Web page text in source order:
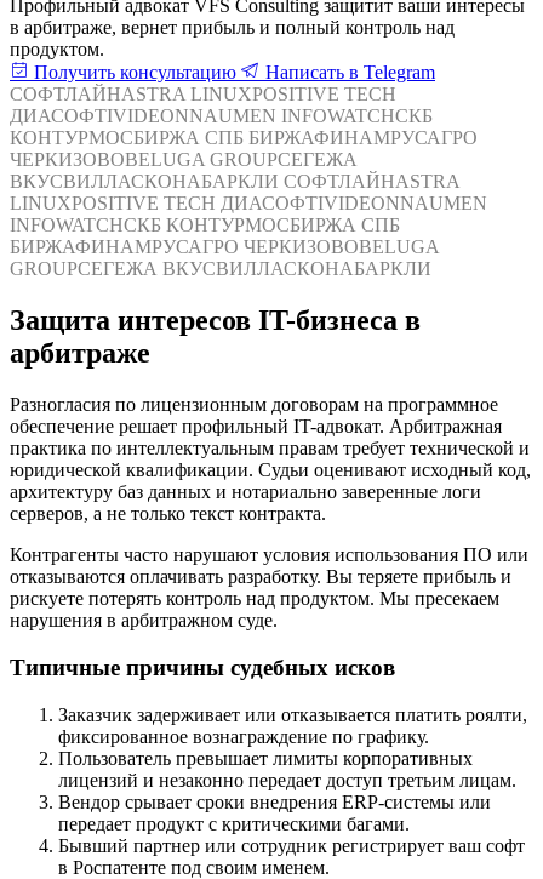
Профильный адвокат VFS Consulting защитит ваши интересы
в арбитраже, вернет прибыль и полный контроль над
продуктом.
Получить консультацию
Написать в Telegram
СОФТЛАЙНASTRA LINUXPOSITIVE TECH
ДИАСОФТIVIDEONNAUMEN INFOWATCHСКБ
КОНТУРМОСБИРЖА СПБ БИРЖАФИНАМРУСАГРО
ЧЕРКИЗОВОBELUGA GROUPСЕГЕЖА
ВКУСВИЛЛАСКОНАБАРКЛИ СОФТЛАЙНASTRA
LINUXPOSITIVE TECH ДИАСОФТIVIDEONNAUMEN
INFOWATCHСКБ КОНТУРМОСБИРЖА СПБ
БИРЖАФИНАМРУСАГРО ЧЕРКИЗОВОBELUGA
GROUPСЕГЕЖА ВКУСВИЛЛАСКОНАБАРКЛИ
Защита интересов IT-бизнеса в
арбитраже
Разногласия по лицензионным договорам на программное
обеспечение решает профильный IT-адвокат. Арбитражная
практика по интеллектуальным правам требует технической и
юридической квалификации. Судьи оценивают исходный код,
архитектуру баз данных и нотариально заверенные логи
серверов, а не только текст контракта.
Контрагенты часто нарушают условия использования ПО или
отказываются оплачивать разработку. Вы теряете прибыль и
рискуете потерять контроль над продуктом. Мы пресекаем
нарушения в арбитражном суде.
Типичные причины судебных исков
Заказчик задерживает или отказывается платить роялти,
фиксированное вознаграждение по графику.
Пользователь превышает лимиты корпоративных
лицензий и незаконно передает доступ третьим лицам.
Вендор срывает сроки внедрения ERP-системы или
передает продукт с критическими багами.
Бывший партнер или сотрудник регистрирует ваш софт
в Роспатенте под своим именем.